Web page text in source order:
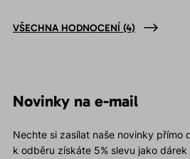
VŠECHNA HODNOCENÍ (4)
Novinky na e-mail
Nechte si zasílat naše novinky přímo
k odběru získáte 5% slevu jako dárek